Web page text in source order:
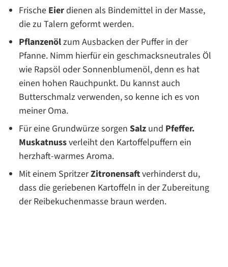
Frische Eierdienen als Bindemittel in der Masse,
die zu Talern geformt werden.
Pflanzenölzum Ausbacken der Puffer in der
Pfanne. Nimm hierfür ein geschmacksneutrales Öl
wie Rapsöl oder Sonnenblumenöl, denn es hat
einen hohen Rauchpunkt. Du kannst auch
Butterschmalz verwenden, so kenne ich es von
meiner Oma.
Für eine Grundwürze sorgen Salz und Pfeffer.
Muskatnussverleiht den Kartoffelpuffern ein
herzhaft-warmes Aroma.
Mit einem SpritzerZitronensaftverhinderst du,
dass die geriebenen Kartoffeln in der Zubereitung
der Reibekuchenmasse braun werden.